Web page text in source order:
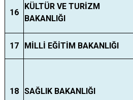
16
KÜLTÜR VE TURİZM
BAKANLIĞI
17 MİLLİ EĞİTİM BAKANLIĞI
18 SAĞLIK BAKANLIĞI